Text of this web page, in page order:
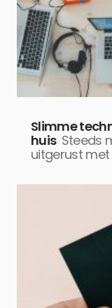
Slimme
huis Steeds
uitgerust